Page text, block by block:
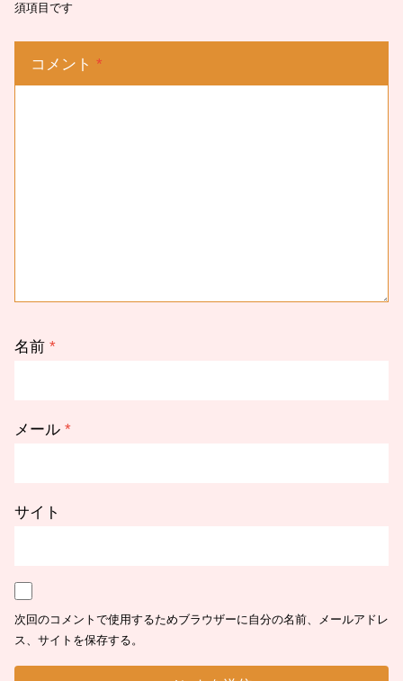
須項目です
コメント *
名前 *
メール *
サイト
次回のコメントで使用するためブラウザーに自分の名前、メールアドレ
ス、サイトを保存する。